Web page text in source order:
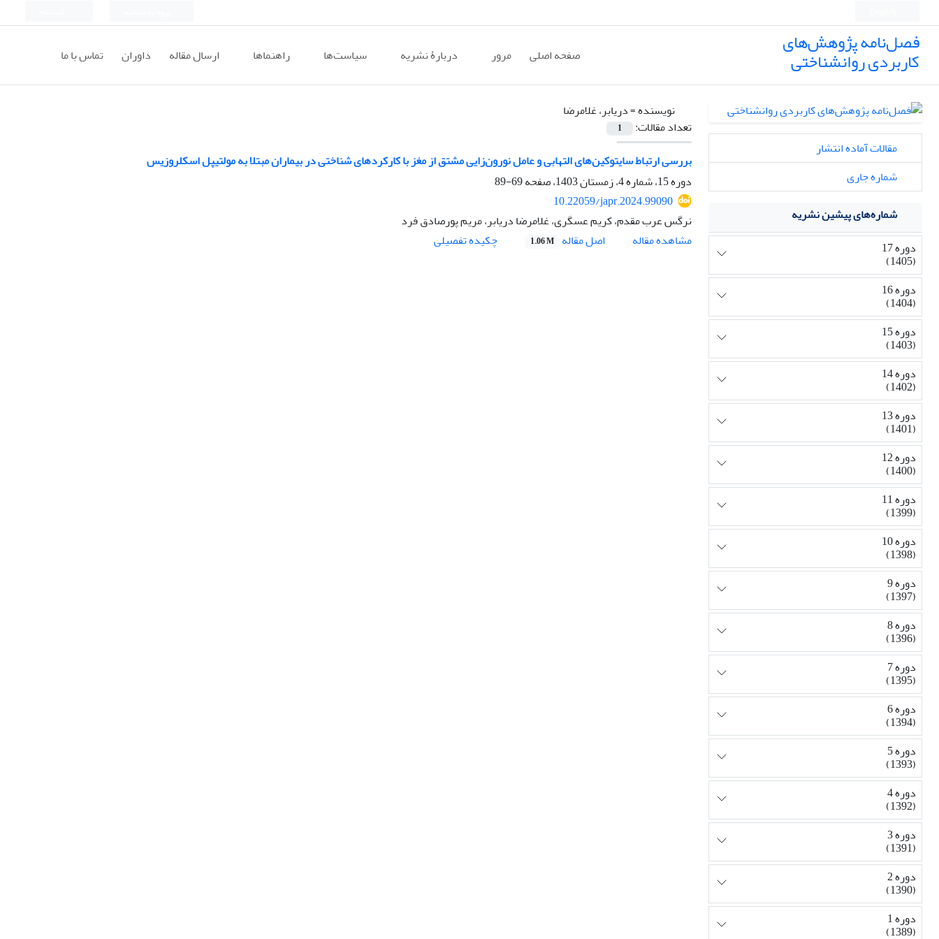
فصل‌نامه پژوهش‌های
کاربردی روانشناختی صفحه اصلی مرور دربارۀ نشریه سیاست‌ها راهنماها ارسال مقاله داوران تماس با ما
نویسنده =دریابر، غلامرضا
تعداد مقالات:
1
بررسی ارتباط سایتوکین‌های التهابی و عامل نورون‌زایی مشتق از مغز با کارکردهای شناختی در بیماران مبتلا به مولتیپل اسکلروزیس
دوره 15، شماره 4، زمستان 1403، صفحه
69-89
10.22059/japr.2024.99090
نرگس عرب مقدم، کریم عسگری، غلامرضا دریابر، مریم پورصادق فرد
مشاهده مقاله
اصل مقاله 1.06 M چکیده تفصیلی
مقالات آماده انتشار
شماره جاری
شماره‌های پیشین نشریه
دوره 17
(1405)
دوره 16
(1404)
دوره 15
(1403)
دوره 14
(1402)
دوره 13
(1401)
دوره 12
(1400)
دوره 11
(1399)
دوره 10
(1398)
دوره 9
(1397)
دوره 8
(1396)
دوره 7
(1395)
دوره 6
(1394)
دوره 5
(1393)
دوره 4
(1392)
دوره 3
(1391)
دوره 2
(1390)
دوره 1
(1389)